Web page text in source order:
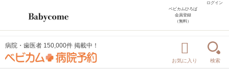
ログイン
ベビカムひろば
会員登録
（無料）
病院・歯医者 150,000件 掲載中！
お気に入り 検索